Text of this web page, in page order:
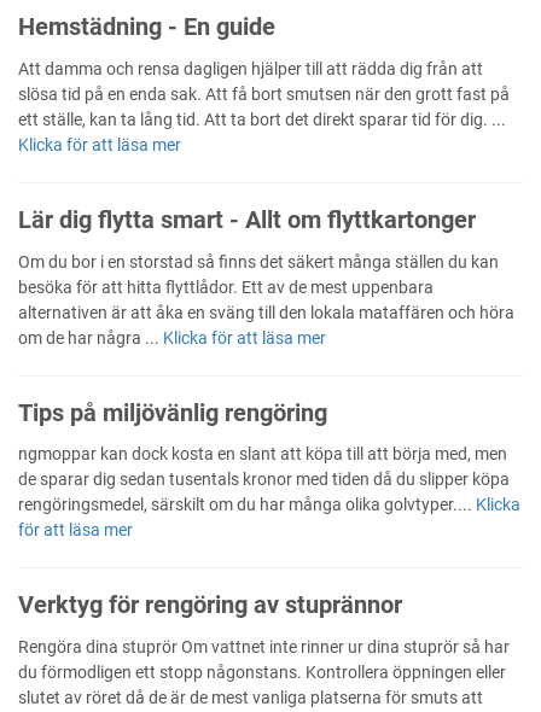
Hemstädning - En guide
Att damma och rensa dagligen hjälper till att rädda dig från att
slösa tid på en enda sak. Att få bort smutsen när den grott fast på
ett ställe, kan ta lång tid. Att ta bort det direkt sparar tid för dig. ...
Klicka för att läsa mer
Lär dig flytta smart - Allt om flyttkartonger
Om du bor i en storstad så finns det säkert många ställen du kan
besöka för att hitta flyttlådor. Ett av de mest uppenbara
alternativen är att åka en sväng till den lokala mataffären och höra
om de har några ... Klicka för att läsa mer
Tips på miljövänlig rengöring
ngmoppar kan dock kosta en slant att köpa till att börja med, men
de sparar dig sedan tusentals kronor med tiden då du slipper köpa
rengöringsmedel, särskilt om du har många olika golvtyper.... Klicka
för att läsa mer
Verktyg för rengöring av stuprännor
Rengöra dina stuprör Om vattnet inte rinner ur dina stuprör så har
du förmodligen ett stopp någonstans. Kontrollera öppningen eller
slutet av röret då de är de mest vanliga platserna för smuts att